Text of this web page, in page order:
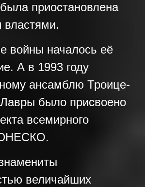
приостановлена
властями.
войны началось её
А в 1993 году
ансамблю Троице-
было присвоено
всемирного
величайших